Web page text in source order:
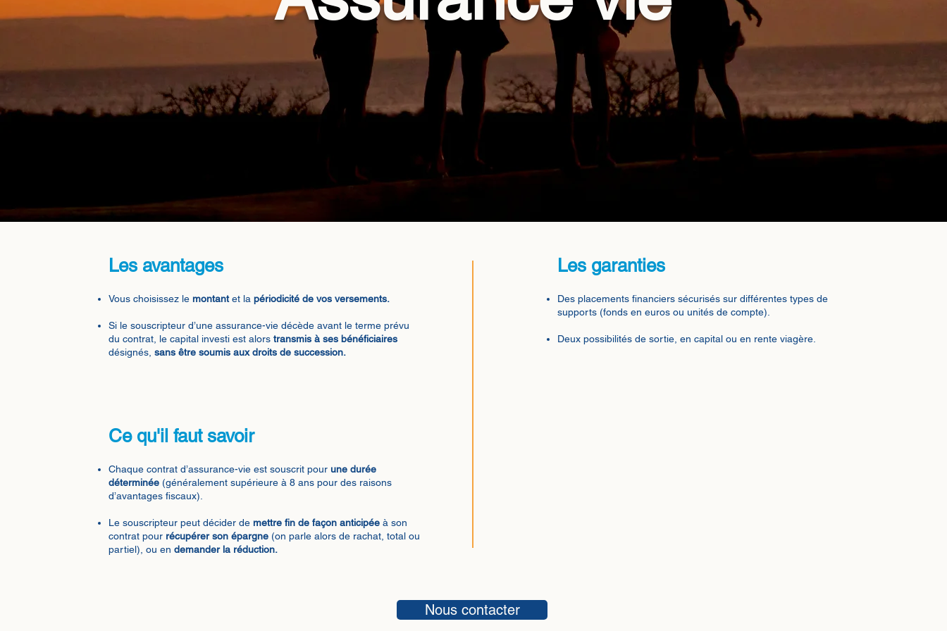
Les avantages
Vous choisissez le montantet la périodicité de vos versements.
Si le souscripteur d’une assurance-vie décède avant le terme prévu
du contrat, le capital investi est alors transmis à ses bénéficiaires
désignés, sans être soumis aux droits de succession.
Ce qu'il faut savoir
Chaque contrat d’assurance-vie est souscrit pour une durée
déterminée (généralement supérieure à 8 ans pour des raisons
d’avantages fiscaux).
Le souscripteur peut décider de mettre fin de façon anticipée à son
contrat pour récupérer son épargne (on parle alors de rachat, total ou
partiel), ou en demander la réduction.
Les garanties
Des placements financiers sécurisés sur différentes types de
supports (fonds en euros ou unités de compte).
Deux possibilités de sortie, en capital ou en rente viagère.
Nous contacter